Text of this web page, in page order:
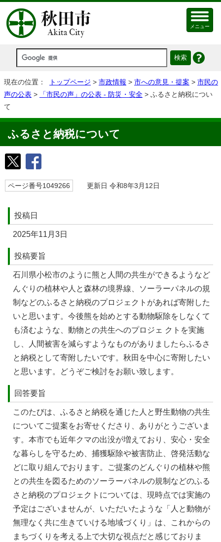
メニュー
現在の位置： トップページ > 市政情報 > 市への意見・提案 > 市民の
声の公表 > 「市民の声」の公表 - 防災・安全 > ふるさと納税につい
て
ふるさと納税について
ページ番号1049266 更新日 令和8年3月12日
投稿日
2025年11月3日
投稿要旨
石川県小松市のように熊と人間の共生ができるようなど
んぐりの植林や人と森林の境界線、ソーラーパネルの規
制などのふるさと納税のプロジェクトがあれば寄附した
いと思います。今後熊を始めとする動物駆除をしなくて
も済むような、動物との共生へのプロジェ クトを実施
し、人間被害を減らすようなものがありましたらふるさ
と納税として寄附したいです。秋田を中心に寄附したい
と思います。どうぞご検討をお願い致します。
回答要旨
このたびは、ふるさと納税を通じた人と野生動物の共生
についてご提案をお寄せくださり、ありがとうございま
す。本市でも近年クマの出没が増えており、安心・安全
な暮らしを守るため、捕獲駆除や被害防止、啓発活動な
どに取り組んでおります。ご提案のどんぐりの植林や熊
との共生を図るためのソーラーパネルの規制などのふる
さと納税のプロジェクトについては、現時点では実施の
予定はございませんが、いただいたような「人と動物が
無理なく共に生きていける地域づくり」は、これからの
まちづくりを考える上で大切な視点だと感じておりま